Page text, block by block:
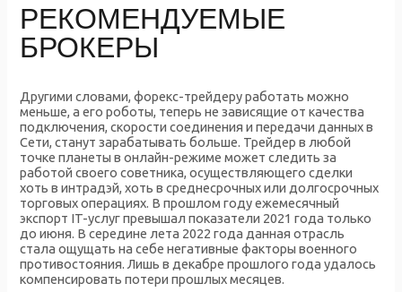
РЕКОМЕНДУЕМЫЕ
БРОКЕРЫ
Другими словами, форекс-трейдеру работать можно
меньше, а его роботы, теперь не зависящие от качества
подключения, скорости соединения и передачи данных в
Сети, станут зарабатывать больше. Трейдер в любой
точке планеты в онлайн-режиме может следить за
работой своего советника, осуществляющего сделки
хоть в интрадэй, хоть в среднесрочных или долгосрочных
торговых операциях. В прошлом году ежемесячный
экспорт IT-услуг превышал показатели 2021 года только
до июня. В середине лета 2022 года данная отрасль
стала ощущать на себе негативные факторы военного
противостояния. Лишь в декабре прошлого года удалось
компенсировать потери прошлых месяцев.